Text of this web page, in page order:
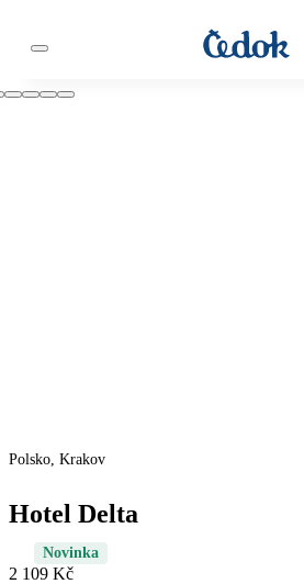
Polsko, Krakov
Hotel Delta
Novinka
2 109 Kč